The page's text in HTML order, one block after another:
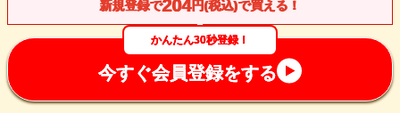
新規登録で204円(税込)で買える！
かんたん30秒登録！
今すぐ会員登録をする